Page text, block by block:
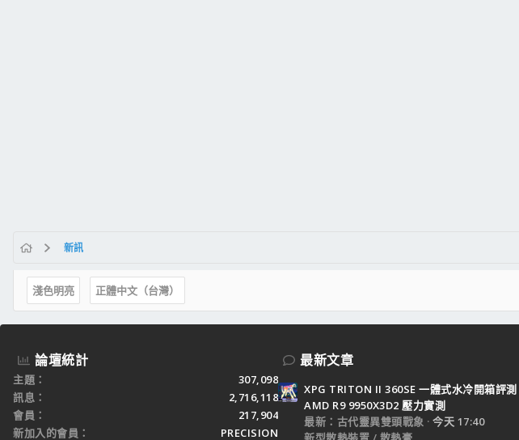
新訊
淺色明亮 正體中文（台灣）
論壇統計
主題
307,098
訊息
2,716,118
會員
217,904
新加入的會員
PRECISION
最新文章
XPG TRITON II 360SE 一體式水冷開箱評測
AMD R9 9950X3D2 壓力實測
最新：古代靈異雙頭戰象
今天 17:40